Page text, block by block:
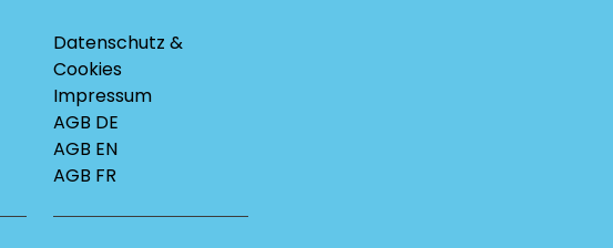
Datenschutz &
Cookies
Impressum
AGB DE
AGB EN
AGB FR